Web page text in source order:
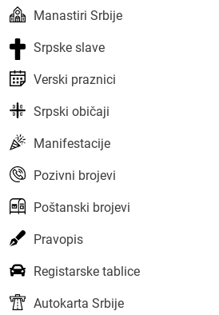
Manastiri Srbije
Srpske slave
Verski praznici
Srpski običaji
Manifestacije
Pozivni brojevi
Poštanski brojevi
Pravopis
Registarske tablice
Autokarta Srbije